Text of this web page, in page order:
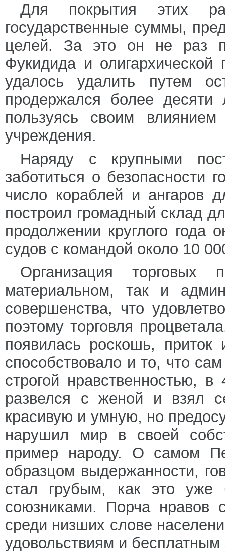
Для покрытия этих
государственные суммы,
целей. За это он не раз
Фукидида и
удалось удалить путем
продержался более десяти
пользуясь своим
учреждения.
Наряду с крупными
заботиться о безопасности
число кораблей и ангаров
построил громадный склад
продолжении круглого года
судов с командой около 10
Организация
материальном, так и
совершенства, что
поэтому торговля
появилась роскошь,
способствовало и то, что
строгой нравственностью,
развелся с женой и взял
красивую и умную, но
нарушил мир в своей
пример народу. О самом
образцом выдержанности,
стал грубым, как это
союзниками. Порча нравов
среди низших слове
удовольствиям и